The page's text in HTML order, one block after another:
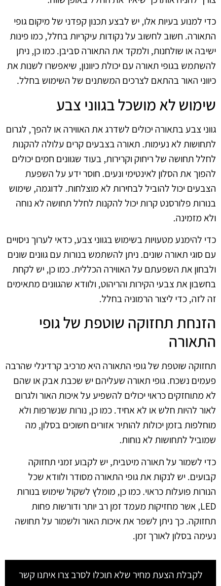
כדי למנוע בעיות אלו, יש לבצע תכנון קפדני של מיקום גופי
התאורה. חשוב לחשוב על נקודות עיקריות בחלל, כמו פינות
ישיבה או שולחנות, ולמקד את התאורה סביבן. כמו כן, ניתן
להשתמש בגופי תאורה עם יכולת כיוונון, שיאפשרו לשנות את
כיווני האור בהתאם לצרכים המשתנים של השימוש בחלל.
שימוש לא מושכל בגווני צבע
גווני צבע בתאורה יכולים לשדרג את האווירה או להפך, לגרום
לתחושות לא נעימות. תאורה בצבעים קרים עלולה להקנות
לחלל תחושה של ריחוק וקרירות, בעוד שגוונים חמים יכולים
להפוך את הסלון לאינטימי ונעים. חוסר ידע על השפעת
הצבעים יכול להוביל לבחירות לא מוצלחות. לדוגמה, שימוש
בנורות פלורסנט קרות יכול להקנות לחלל תחושה לא נוחה
ולא מזמינה.
כדי להימנע מטעויות בשימוש בגווני צבע, כדאי לערוך ניסויים
עם סוגי תאורה שונים. ניתן להשתמש בנורות עם גוונים שונים
ולבחון את השפעתם על האווירה הכללית. כמו כן, יש לקחת
בחשבון את צבעי הקירות והריהוט, ולוודא שהגוונים מתאימים
זה לזה, כדי ליצור הרמוניה בחלל.
הזנחת תחזוקה שוטפת של גופי
התאורה
תחזוקה שוטפת של גופי התאורה היא מרכיב קרדינלי שהרבה
פעמים נשכח. גופי תאורה שעליהם יש שכבת אבק או שהם
לא מתוחזקים כראוי יכולים להשפיע על איכות האור ולגרום
לאור להיות חלש או לא אחיד. כמו כן, נורות שנשרפות ולא
מוחלפות בזמן יכולות להותיר אזורים חשוכים בסלון, מה
שמוביל לתחושות לא נוחות.
כדי לשמור על תאורה מיטבית, יש לקבוע זמני תחזוקה
קבועים. יש לנקות את גופי התאורה מסודר ולוודא שכל
הנורות פועלות כראוי. כמו כן, מומלץ לשקול שימוש בנורות
LED, אשר מחזיקות מעמד זמן רב יותר ודורשות פחות
תחזוקה. כך ניתן לשפר את איכות האור ולשמור על תחושה
נעימה בסלון לאורך זמן.
לקבלת הצעת מחיר שלא תוכלו לסרב צרו איתנו קשר